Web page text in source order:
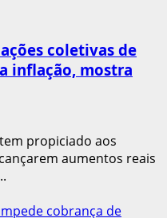
coletivas de
inflação, mostra
propiciado aos
aumentos reais
cobrança de